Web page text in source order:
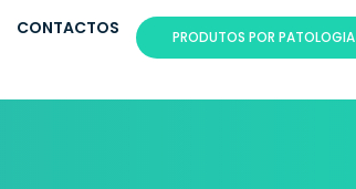
CONTACTOS PRODUTOS POR PATOLOGIA